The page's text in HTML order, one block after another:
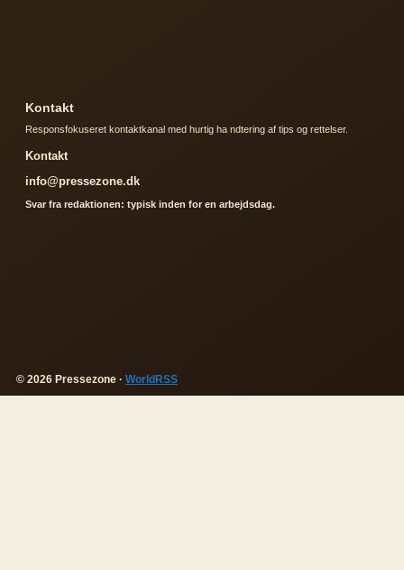
Kontakt
Responsfokuseret kontaktkanal med hurtig ha ndtering af tips og rettelser.
Kontakt
info@pressezone.dk
Svar fra redaktionen: typisk inden for en arbejdsdag.
© 2026 Pressezone · WorldRSS